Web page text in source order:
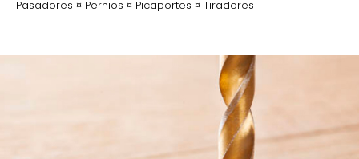
Pasadores ¤ Pernios ¤ Picaportes ¤ Tiradores